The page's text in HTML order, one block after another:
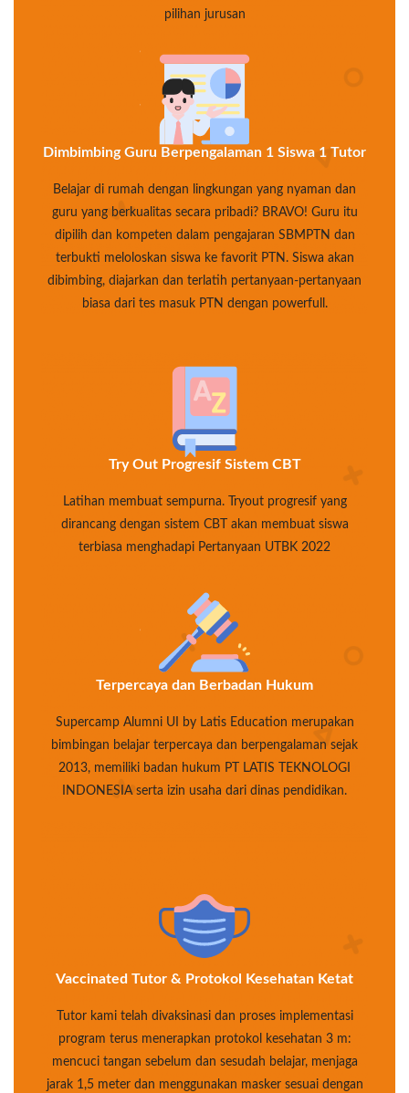
pilihan jurusan
Dimbimbing Guru Berpengalaman 1 Siswa 1 Tutor
Belajar di rumah dengan lingkungan yang nyaman dan
guru yang berkualitas secara pribadi? BRAVO! Guru itu
dipilih dan kompeten dalam pengajaran SBMPTN dan
terbukti meloloskan siswa ke favorit PTN. Siswa akan
dibimbing, diajarkan dan terlatih pertanyaan-pertanyaan
biasa dari tes masuk PTN dengan powerfull.
Try Out Progresif Sistem CBT
Latihan membuat sempurna. Tryout progresif yang
dirancang dengan sistem CBT akan membuat siswa
terbiasa menghadapi Pertanyaan UTBK 2022
Terpercaya dan Berbadan Hukum
Supercamp Alumni UI by Latis Education merupakan
bimbingan belajar terpercaya dan berpengalaman sejak
2013, memiliki badan hukum PT LATIS TEKNOLOGI
INDONESIA serta izin usaha dari dinas pendidikan.
Vaccinated Tutor & Protokol Kesehatan Ketat
Tutor kami telah divaksinasi dan proses implementasi
program terus menerapkan protokol kesehatan 3 m:
mencuci tangan sebelum dan sesudah belajar, menjaga
jarak 1,5 meter dan menggunakan masker sesuai dengan